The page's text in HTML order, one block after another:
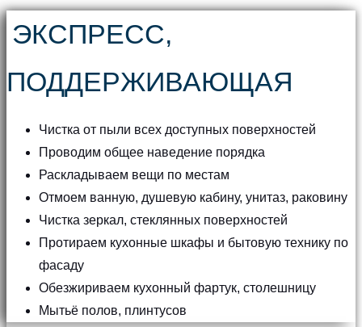
ЭКСПРЕСС,
ПОДДЕРЖИВАЮЩАЯ
Чистка от пыли всех доступных поверхностей
Проводим общее наведение порядка
Раскладываем вещи по местам
Отмоем ванную, душевую кабину, унитаз, раковину
Чистка зеркал, стеклянных поверхностей
Протираем кухонные шкафы и бытовую технику по
фасаду
Обезжириваем кухонный фартук, столешницу
Мытьё полов, плинтусов